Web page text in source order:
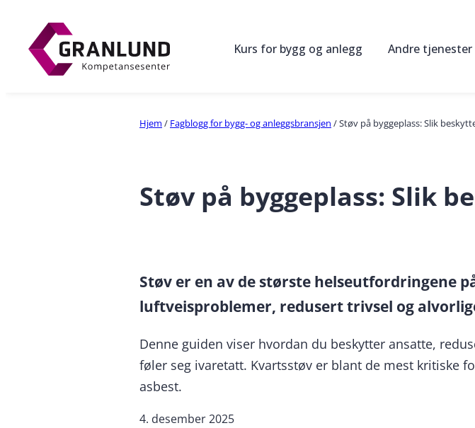
Kurs for bygg og anlegg Andre tjenester
Utleie av
Hjem / Fagblogg for bygg- og anleggsbransjen / Støv på byggeplass: Slik
Støv på byggeplass: Slik
Støv er en av de største helseutfordringene
luftveisproblemer, redusert trivsel og
Denne guiden viser hvordan du beskytter ansatte,
føler seg ivaretatt. Kvartsstøv er blant de mest kritiske
asbest.
4. desember 2025